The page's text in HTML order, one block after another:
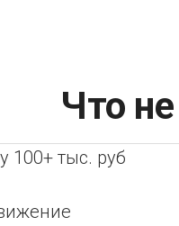
Что
100+ тыс. руб